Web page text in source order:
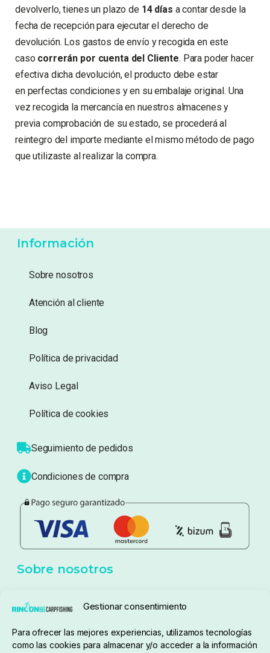
Gestionar consentimiento
Para ofrecer las mejores experiencias, utilizamos tecnologías
como las cookies para almacenar y/o acceder a la información
devolverlo, tienes un plazo de 14 días a contar desde la
fecha de recepción para ejecutar el derecho de
devolución. Los gastos de envío y recogida en este
caso correrán por cuenta del Cliente. Para poder hacer
efectiva dicha devolución, el producto debe estar
en perfectas condiciones y en su embalaje original. Una
vez recogida la mercancía en nuestros almacenes y
previa comprobación de su estado, se procederá al
reintegro del importe mediante el mismo método de pago
que utilizaste al realizar la compra.
Información
Sobre nosotros
Atención al cliente
Blog
Política de privacidad
Aviso Legal
Política de cookies
Seguimiento de pedidos
Condiciones de compra
Sobre nosotros
pedidos@elrincondelcarpfishing.com